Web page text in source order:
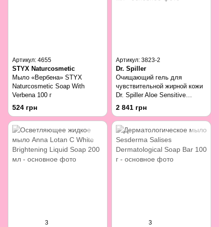
Артикул: 4655
STYX Naturcosmetic
Мыло «Вербена» STYX
Naturcosmetic Soap With
Verbena 100 г
524 грн
Артикул: 3823-2
Dr. Spiller
Очищающий гель для
чувствительной жирной кожи
Dr. Spiller Aloe Sensitive
Cleansing Gel 500 мл
2 841 грн
3
3